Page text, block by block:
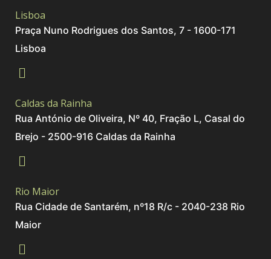
Lisboa
Praça Nuno Rodrigues dos Santos, 7 - 1600-171
Lisboa
Caldas da Rainha
Rua António de Oliveira, Nº 40, Fração L, Casal do
Brejo - 2500-916 Caldas da Rainha
Rio Maior
Rua Cidade de Santarém, nº18 R/c - 2040-238 Rio
Maior